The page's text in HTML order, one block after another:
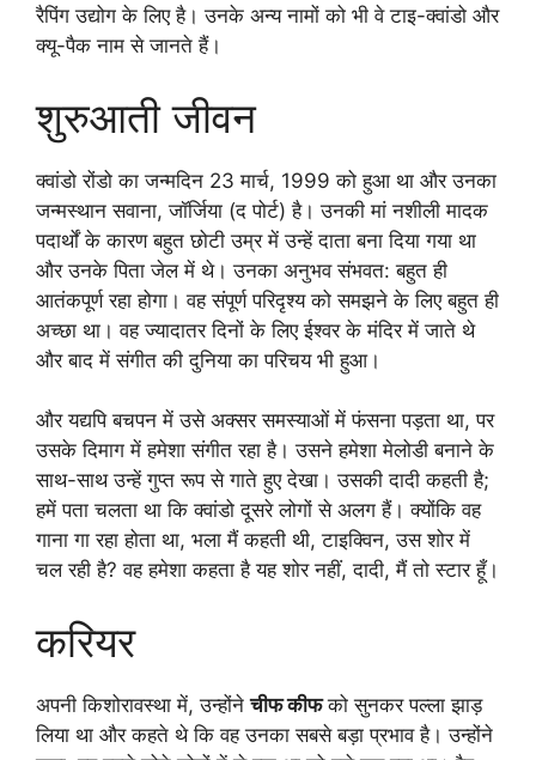
रैपिंग उद्योग के लिए है। उनके अन्य नामों को भी वे टाइ-क्वांडो और
क्यू-पैक नाम से जानते हैं।
शुरुआती जीवन
क्वांडो रोंडो का जन्मदिन 23 मार्च, 1999 को हुआ था और उनका
जन्मस्थान सवाना, जॉर्जिया (द पोर्ट) है। उनकी मां नशीली मादक
पदार्थों के कारण बहुत छोटी उम्र में उन्हें दाता बना दिया गया था
और उनके पिता जेल में थे। उनका अनुभव संभवत: बहुत ही
आतंकपूर्ण रहा होगा। वह संपूर्ण परिदृश्य को समझने के लिए बहुत ही
अच्छा था। वह ज्यादातर दिनों के लिए ईश्वर के मंदिर में जाते थे
और बाद में संगीत की दुनिया का परिचय भी हुआ।
और यद्यपि बचपन में उसे अक्सर समस्याओं में फंसना पड़ता था, पर
उसके दिमाग में हमेशा संगीत रहा है। उसने हमेशा मेलोडी बनाने के
साथ-साथ उन्हें गुप्त रूप से गाते हुए देखा। उसकी दादी कहती है;
हमें पता चलता था कि क्वांडो दूसरे लोगों से अलग हैं। क्योंकि वह
गाना गा रहा होता था, भला मैं कहती थी, टाइक्विन, उस शोर में
चल रही है? वह हमेशा कहता है यह शोर नहीं, दादी, मैं तो स्टार हूँ।
करियर
अपनी किशोरावस्था में, उन्होंनेचीफ कीफको सुनकर पल्ला झाड़
लिया था और कहते थे कि वह उनका सबसे बड़ा प्रभाव है। उन्होंने